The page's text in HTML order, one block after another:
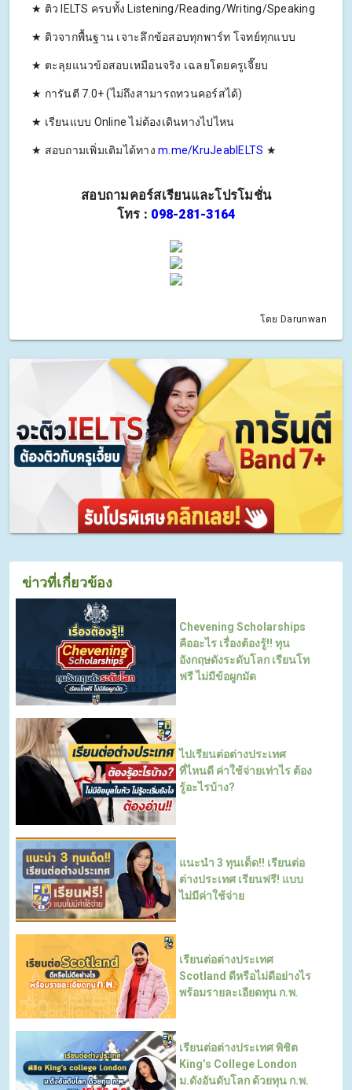
★ ติว IELTS ครบทั้ง Listening/Reading/Writing/Speaking
★ ติวจากพื้นฐาน เจาะลึกข้อสอบทุกพาร์ท โจทย์ทุกแบบ
★ ตะลุยแนวข้อสอบเหมือนจริง เฉลยโดยครูเจี๊ยบ
★ การันตี 7.0+ (ไม่ถึงสามารถทวนคอร์สได้)
★ เรียนแบบ Online ไม่ต้องเดินทางไปไหน
★ สอบถามเพิ่มเติมได้ทาง m.me/KruJeabIELTS ★
สอบถามคอร์สเรียนและโปรโมชั่น
โทร : 098-281-3164
โดย Darunwan
ข่าวที่เกี่ยวข้อง
Chevening Scholarships
คืออะไร เรื่องต้องรู้!! ทุน
อังกฤษดังระดับโลก เรียนโท
ฟรี ไม่มีข้อผูกมัด
ไปเรียนต่อต่างประเทศ
ที่ไหนดี ค่าใช้จ่ายเท่าไร ต้อง
รู้อะไรบ้าง?
แนะนำ 3 ทุนเด็ด!! เรียนต่อ
ต่างประเทศ เรียนฟรี! แบบ
ไม่มีค่าใช้จ่าย
เรียนต่อต่างประเทศ
Scotland ดีหรือไม่ดีอย่างไร
พร้อมรายละเอียดทุน ก.พ.
เรียนต่อต่างประเทศ พิชิต
King’s College London
ม.ดังอันดับโลก ด้วยทุน ก.พ.